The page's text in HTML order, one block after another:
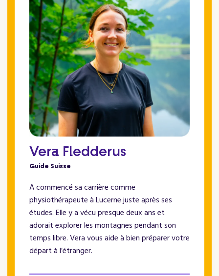
Vera Fledderus
Guide Suisse
A commencé sa carrière comme
physiothérapeute à Lucerne juste après ses
études. Elle y a vécu presque deux ans et
adorait explorer les montagnes pendant son
temps libre. Vera vous aide à bien préparer votre
départ à l’étranger.